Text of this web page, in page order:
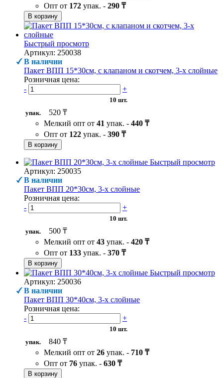
Опт от 172 упак. - 290 ₸
В корзину
Быстрый просмотр
Артикул: 250038
В наличии
Пакет ВПП 15*30см, с клапаном и скотчем, 3-х слойные
Розничная цена:
-
+
10 шт.
упак.
520 ₸
Мелкий опт от 41 упак. - 440 ₸
Опт от 122 упак. - 390 ₸
В корзину
Быстрый просмотр
Артикул: 250035
В наличии
Пакет ВПП 20*30см, 3-х слойные
Розничная цена:
-
+
10 шт.
упак.
500 ₸
Мелкий опт от 43 упак. - 420 ₸
Опт от 133 упак. - 370 ₸
В корзину
Быстрый просмотр
Артикул: 250036
В наличии
Пакет ВПП 30*40см, 3-х слойные
Розничная цена:
-
+
10 шт.
упак.
840 ₸
Мелкий опт от 26 упак. - 710 ₸
Опт от 76 упак. - 630 ₸
В корзину